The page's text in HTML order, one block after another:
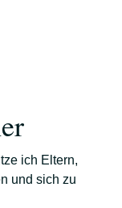
ich Eltern,
und sich zu